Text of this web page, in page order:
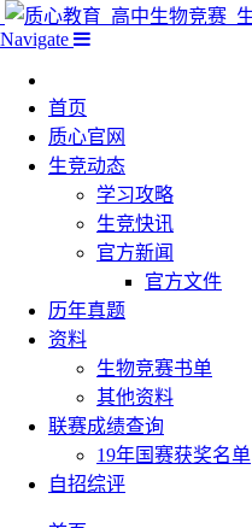
Navigate
首页
质心官网
生竞动态
学习攻略
生竞快讯
官方新闻
官方文件
历年真题
资料
生物竞赛书单
其他资料
联赛成绩查询
19年国赛获奖名单
自招综评